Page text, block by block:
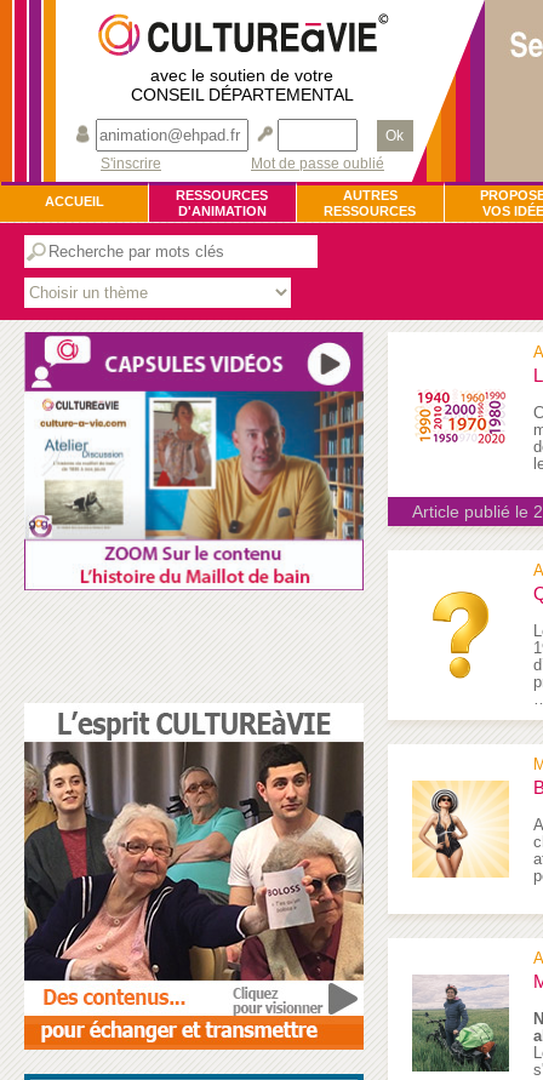
avec le soutien de votre
CONSEIL DÉPARTEMENTAL
Ok
S'inscrire
Mot de passe oublié
ACCUEIL
RESSOURCES
D'ANIMATION
AUTRES
RESSOURCES
VOS
Article publié le